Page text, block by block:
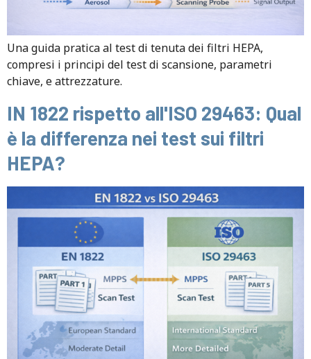
Una guida pratica al test di tenuta dei filtri HEPA,
compresi i principi del test di scansione, parametri
chiave, e attrezzature.
IN 1822 rispetto all'ISO 29463: Qual
è la differenza nei test sui filtri
HEPA?